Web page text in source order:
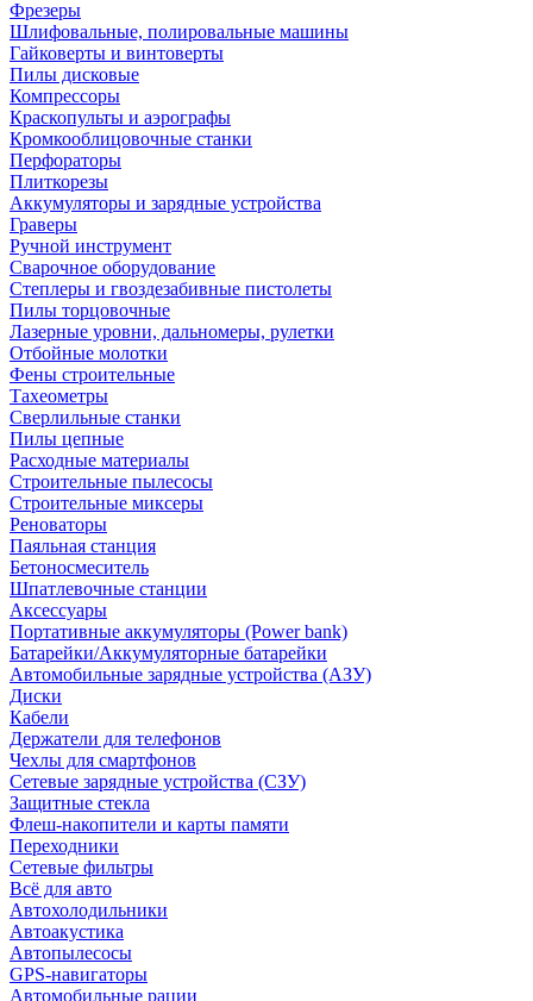
Фрезеры
Шлифовальные, полировальные машины
Гайковерты и винтоверты
Пилы дисковые
Компрессоры
Краскопульты и аэрографы
Кромкооблицовочные станки
Перфораторы
Плиткорезы
Аккумуляторы и зарядные устройства
Граверы
Ручной инструмент
Сварочное оборудование
Степлеры и гвоздезабивные пистолеты
Пилы торцовочные
Лазерные уровни, дальномеры, рулетки
Отбойные молотки
Фены строительные
Тахеометры
Сверлильные станки
Пилы цепные
Расходные материалы
Строительные пылесосы
Строительные миксеры
Реноваторы
Паяльная станция
Бетоносмеситель
Шпатлевочные станции
Аксессуары
Портативные аккумуляторы (Power bank)
Батарейки/Аккумуляторные батарейки
Автомобильные зарядные устройства (АЗУ)
Диски
Кабели
Держатели для телефонов
Чехлы для смартфонов
Сетевые зарядные устройства (СЗУ)
Защитные стекла
Флеш-накопители и карты памяти
Переходники
Сетевые фильтры
Всё для авто
Автохолодильники
Автоакустика
Автопылесосы
GPS-навигаторы
Автомобильные рации